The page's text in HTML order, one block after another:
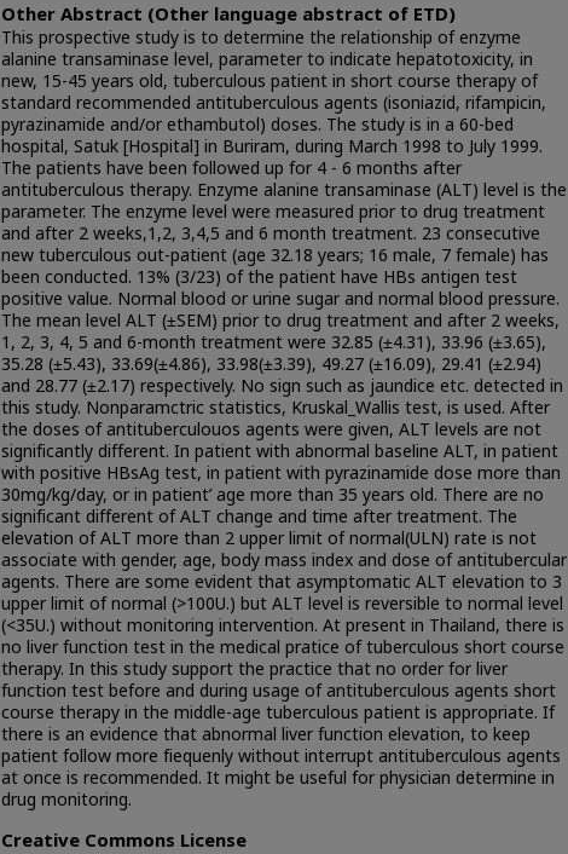
Other Abstract (Other language abstract of ETD)
This prospective study is to determine the relationship of enzyme
alanine transaminase level, parameter to indicate hepatotoxicity, in
new, 15-45 years old, tuberculous patient in short course therapy of
standard recommended antituberculous agents (isoniazid, rifampicin,
pyrazinamide and/or ethambutol) doses. The study is in a 60-bed
hospital, Satuk [Hospital] in Buriram, during March 1998 to July 1999.
The patients have been followed up for 4 - 6 months after
antituberculous therapy. Enzyme alanine transaminase (ALT) level is the
parameter. The enzyme level were measured prior to drug treatment
and after 2 weeks,1,2, 3,4,5 and 6 month treatment. 23 consecutive
new tuberculous out-patient (age 32.18 years; 16 male, 7 female) has
been conducted. 13% (3/23) of the patient have HBs antigen test
positive value. Normal blood or urine sugar and normal blood pressure.
The mean level ALT (±SEM) prior to drug treatment and after 2 weeks,
1, 2, 3, 4, 5 and 6-month treatment were 32.85 (±4.31), 33.96 (±3.65),
35.28 (±5.43), 33.69(±4.86), 33.98(±3.39), 49.27 (±16.09), 29.41 (±2.94)
and 28.77 (±2.17) respectively. No sign such as jaundice etc. detected in
this study. Nonparamctric statistics, Kruskal_Wallis test, is used. After
the doses of antituberculouos agents were given, ALT levels are not
significantly different. In patient with abnormal baseline ALT, in patient
with positive HBsAg test, in patient with pyrazinamide dose more than
30mg/kg/day, or in patient’ age more than 35 years old. There are no
significant different of ALT change and time after treatment. The
elevation of ALT more than 2 upper limit of normal(ULN) rate is not
associate with gender, age, body mass index and dose of antitubercular
agents. There are some evident that asymptomatic ALT elevation to 3
upper limit of normal (>100U.) but ALT level is reversible to normal level
(<35U.) without monitoring intervention. At present in Thailand, there is
no liver function test in the medical pratice of tuberculous short course
therapy. In this study support the practice that no order for liver
function test before and during usage of antituberculous agents short
course therapy in the middle-age tuberculous patient is appropriate. If
there is an evidence that abnormal liver function elevation, to keep
patient follow more fiequenly without interrupt antituberculous agents
at once is recommended. It might be useful for physician determine in
drug monitoring.
Creative Commons License